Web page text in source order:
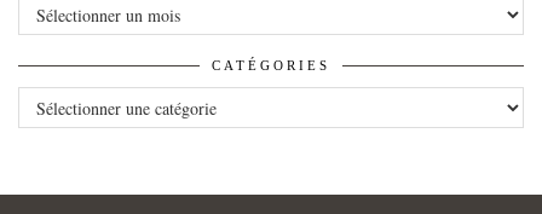
ARCHIVES
CATÉGORIES
CATÉGORIES